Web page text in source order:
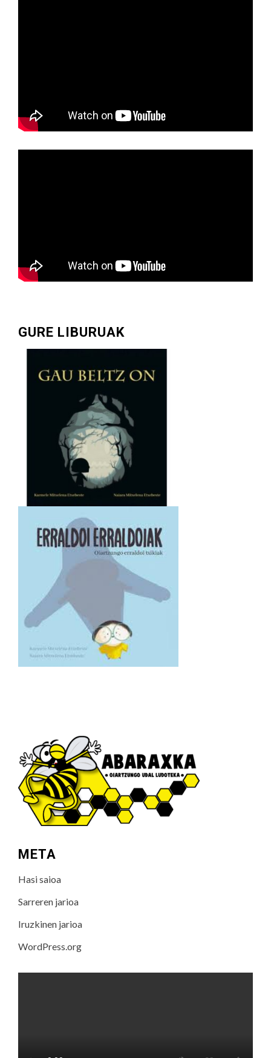
GURE LIBURUAK
META
Hasi saioa
Sarreren jarioa
Iruzkinen jarioa
WordPress.org